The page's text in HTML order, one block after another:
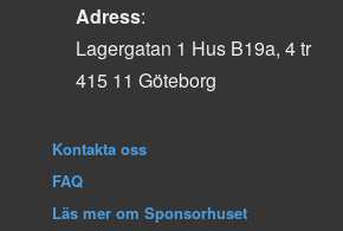
Adress:
Lagergatan 1 Hus B19a, 4 tr
415 11 Göteborg
Kontakta oss
FAQ
Läs mer om Sponsorhuset